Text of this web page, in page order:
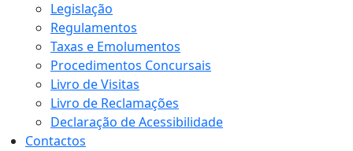
Legislação
Regulamentos
Taxas e Emolumentos
Procedimentos Concursais
Livro de Visitas
Livro de Reclamações
Declaração de Acessibilidade
Contactos